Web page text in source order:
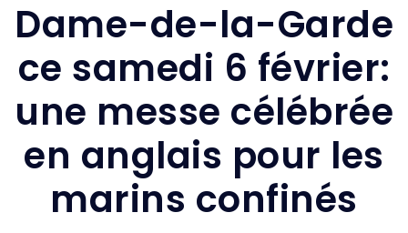
Dame-de-la-Garde
ce samedi 6 février:
une messe célébrée
en anglais pour les
marins confinés